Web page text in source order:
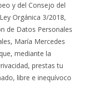
y del Consejo del
Orgánica 3/2018,
de Datos Personales
María Mercedes
mediante la
prestas tu
libre e inequívoco